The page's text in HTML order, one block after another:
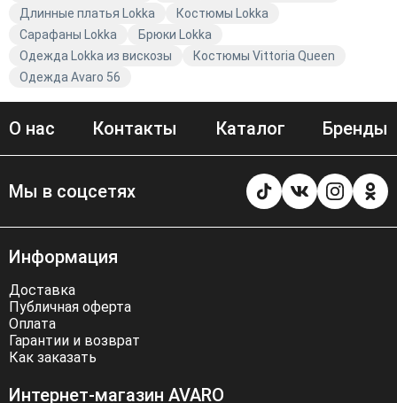
Длинные платья Lokka
Костюмы Lokka
Сарафаны Lokka
Брюки Lokka
Одежда Lokka из вискозы
Костюмы Vittoria Queen
Одежда Avaro 56
О нас Контакты Каталог Бренды
Мы в соцсетях
Информация
Доставка
Публичная оферта
Оплата
Гарантии и возврат
Как заказать
Интернет-магазин AVARO